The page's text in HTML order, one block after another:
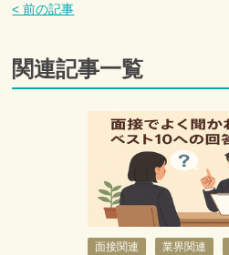
< 前の記事
関連記事一覧
面接関連 業界関連